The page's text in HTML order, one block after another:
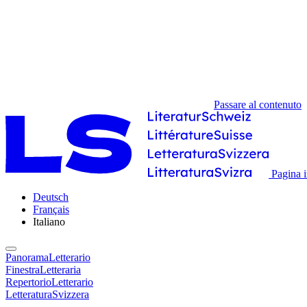
Passare al contenuto
Pagina
Deutsch
Français
Italiano
PanoramaLetterario
FinestraLetteraria
RepertorioLetterario
LetteraturaSvizzera